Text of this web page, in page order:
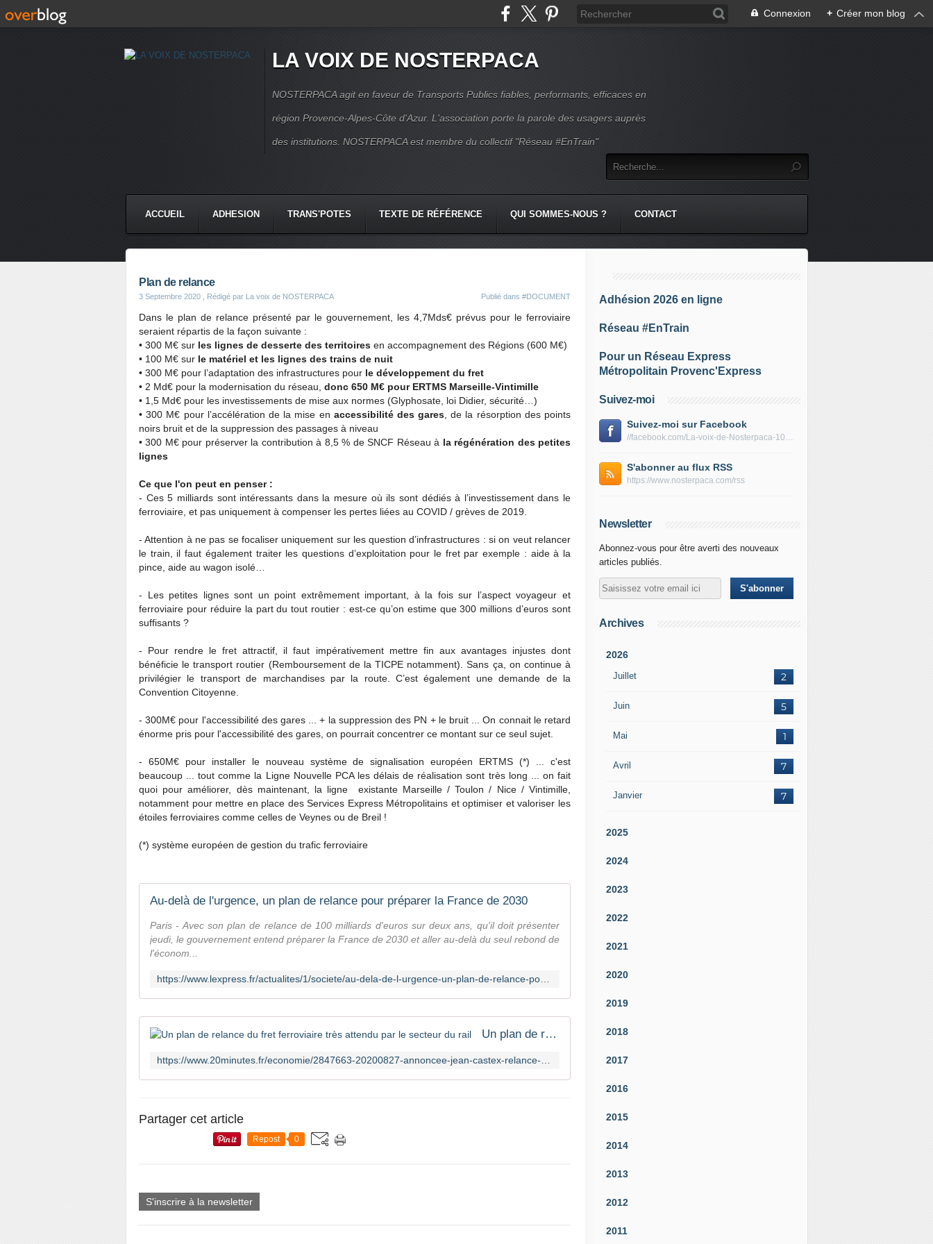
Connexion + Créer mon blog
LA VOIX DE NOSTERPACA
NOSTERPACA agit en faveur de Transports Publics fiables, performants, efficaces en
région Provence-Alpes-Côte d'Azur. L'association porte la parole des usagers auprès
des institutions. NOSTERPACA est membre du collectif "Réseau #EnTrain"
ACCUEIL ADHESION TRANS'POTES TEXTE DE RÉFÉRENCE QUI SOMMES-NOUS ? CONTACT
Plan de relance
3 Septembre 2020 , Rédigé par La voix de NOSTERPACA Publié dans #DOCUMENT
Dans le plan de relance présenté par le gouvernement, les 4,7Mds€ prévus pour le ferroviaire
seraient répartis de la façon suivante :
• 300 M€ sur les lignes de desserte des territoires en accompagnement des Régions (600 M€)
• 100 M€ sur le matériel et les lignes des trains de nuit
• 300 M€ pour l’adaptation des infrastructures pour le développement du fret
• 2 Md€ pour la modernisation du réseau, donc 650 M€ pour ERTMS Marseille-Vintimille
• 1,5 Md€ pour les investissements de mise aux normes (Glyphosate, loi Didier, sécurité…)
• 300 M€ pour l’accélération de la mise en accessibilité des gares , de la résorption des points
noirs bruit et de la suppression des passages à niveau
• 300 M€ pour préserver la contribution à 8,5 % de SNCF Réseau à la régénération des petites
lignes
Ce que l'on peut en penser :
- Ces 5 milliards sont intéressants dans la mesure où ils sont dédiés à l’investissement dans le
ferroviaire, et pas uniquement à compenser les pertes liées au COVID / grèves de 2019.
- Attention à ne pas se focaliser uniquement sur les question d’infrastructures : si on veut relancer
le train, il faut également traiter les questions d’exploitation pour le fret par exemple : aide à la
pince, aide au wagon isolé…
- Les petites lignes sont un point extrêmement important, à la fois sur l’aspect voyageur et
ferroviaire pour réduire la part du tout routier : est-ce qu’on estime que 300 millions d’euros sont
suffisants ?
- Pour rendre le fret attractif, il faut impérativement mettre fin aux avantages injustes dont
bénéficie le transport routier (Remboursement de la TICPE notamment). Sans ça, on continue à
privilégier le transport de marchandises par la route. C’est également une demande de la
Convention Citoyenne.
- 300M€ pour l'accessibilité des gares ... + la suppression des PN + le bruit ... On connait le retard
énorme pris pour l'accessibilité des gares, on pourrait concentrer ce montant sur ce seul sujet.
- 650M€ pour installer le nouveau système de signalisation européen ERTMS(*) ... c'est
beaucoup ... tout comme la Ligne Nouvelle PCA les délais de réalisation sont très long ... on fait
quoi pour améliorer, dès maintenant, la ligne existante Marseille / Toulon / Nice / Vintimille,
notamment pour mettre en place des Services Express Métropolitains et optimiser et valoriser les
étoiles ferroviaires comme celles de Veynes ou de Breil !
(*) système européen de gestion du trafic ferroviaire
Au-delà de l'urgence, un plan de relance pour préparer la France de 2030
Paris - Avec son plan de relance de 100 milliards d'euros sur deux ans, qu'il doit présenter
jeudi, le gouvernement entend préparer la France de 2030 et aller au-delà du seul rebond de
l'économ...
Un plan de relance du fret ferroviaire très attendu par le secteur du rail
Partager cet article
Repost 0
S'inscrire à la newsletter
Adhésion 2026 en ligne
Réseau #EnTrain
Pour un Réseau Express
Métropolitain Provenc'Express
Suivez-moi
Suivez-moi sur Facebook
//facebook.com/La-voix-de-Nosterpaca-106434384284735
S'abonner au flux RSS
https://www.nosterpaca.com/rss
Newsletter
Abonnez-vous pour être averti des nouveaux
articles publiés.
Archives
2026
Juillet 2
Juin 5
Mai 1
Avril 7
Janvier 7
2025
2024
2023
2022
2021
2020
2019
2018
2017
2016
2015
2014
2013
2012
2011